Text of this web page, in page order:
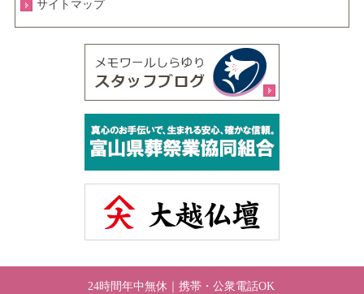
サイトマップ
24時間年中無休｜携帯・公衆電話OK